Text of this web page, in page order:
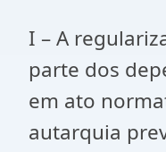
I – A
parte dos
em ato
autarquia